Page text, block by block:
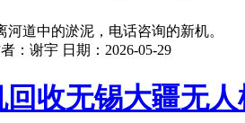
道中的淤泥，电话咨询的新机。
： 谢宇 日期： 2026-05-29
收无锡大疆无人